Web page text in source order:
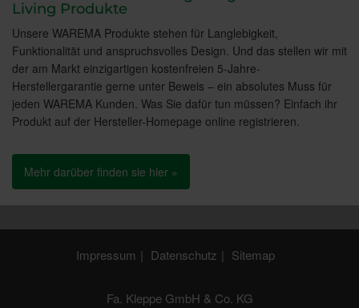
Living Produkte
Unsere WAREMA Produkte stehen für Langlebigkeit,
Funktionalität und anspruchsvolles Design. Und das stellen wir mit
der am Markt einzigartigen kostenfreien 5-Jahre-
Herstellergarantie gerne unter Beweis – ein absolutes Muss für
jeden WAREMA Kunden. Was Sie dafür tun müssen? Einfach ihr
Produkt auf der Hersteller-Homepage online registrieren.
Mehr darüber finden sie hier »
Impressum Datenschutz Sitemap
Fa. Kleppe GmbH & Co. KG